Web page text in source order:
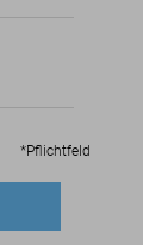
*Pflichtfeld